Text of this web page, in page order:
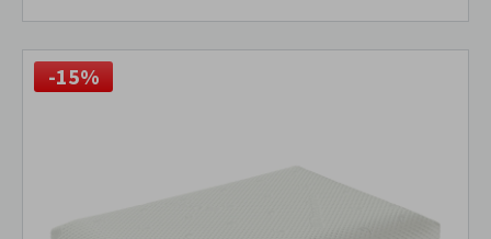
-15%